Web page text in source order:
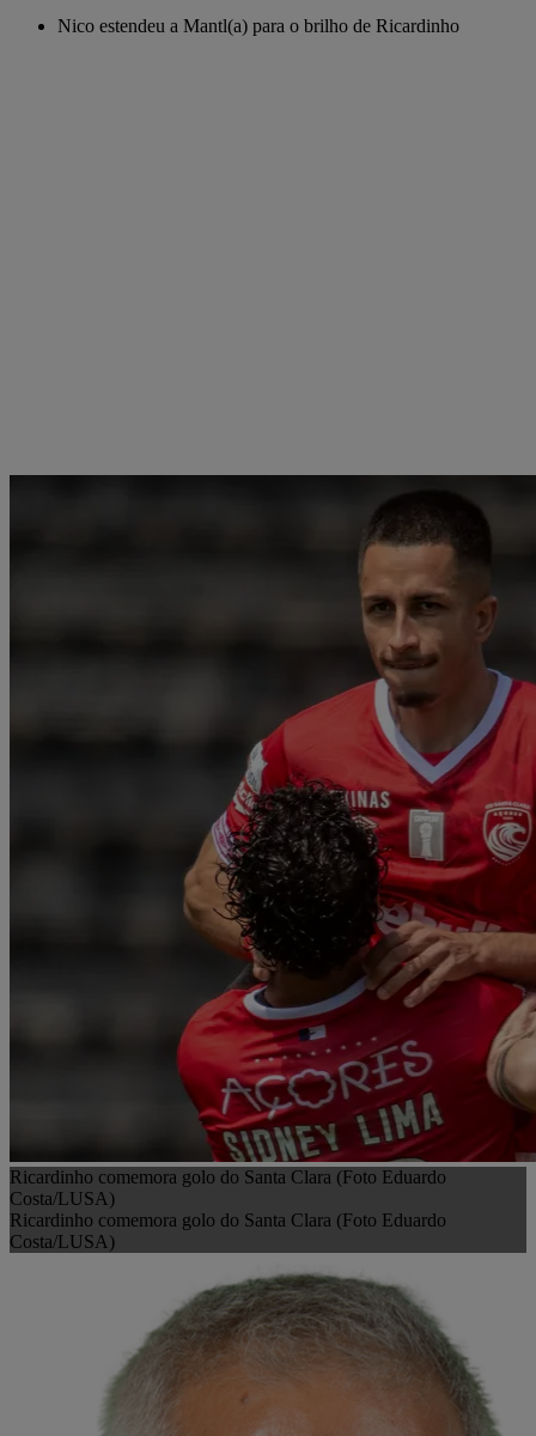
Nico estendeu a Mantl(a) para o brilho de Ricardinho
Ricardinho comemora golo do Santa Clara (Foto Eduardo
Costa/LUSA)
Ricardinho comemora golo do Santa Clara (Foto Eduardo
Costa/LUSA)